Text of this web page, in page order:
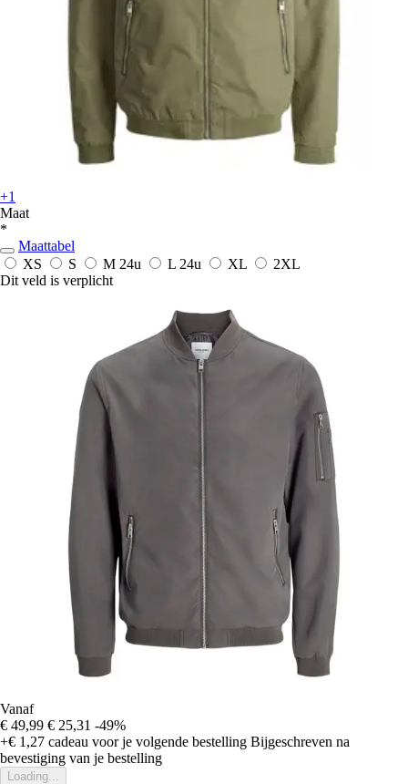
+1
Maat
*
Maattabel
XS
S M 24u L 24u XL
2XL
Dit veld is verplicht
Vanaf
€ 49,99 € 25,31 -49%
+€ 1,27 cadeau voor je volgende bestelling Bijgeschreven na
bevestiging van je bestelling
Loading...